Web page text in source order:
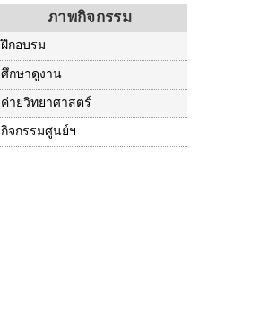
ภาพกิจกรรม
ฝึกอบรม
ศึกษาดูงาน
ค่ายวิทยาศาสตร์
กิจกรรมศูนย์ฯ